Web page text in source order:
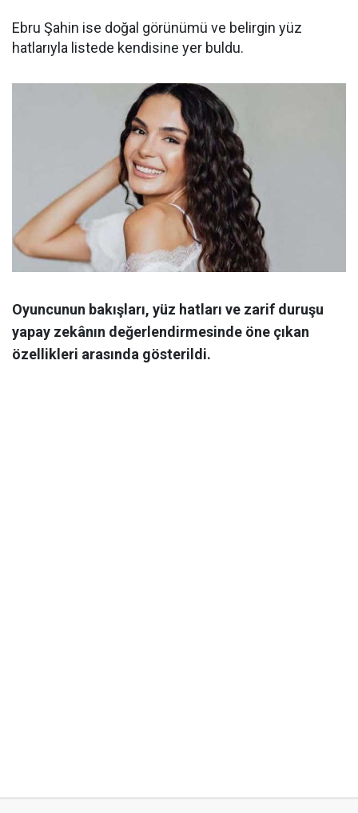
Ebru Şahin ise doğal görünümü ve belirgin yüz
hatlarıyla listede kendisine yer buldu.
Oyuncunun bakışları, yüz hatları ve zarif duruşu
yapay zekânın değerlendirmesinde öne çıkan
özellikleri arasında gösterildi.